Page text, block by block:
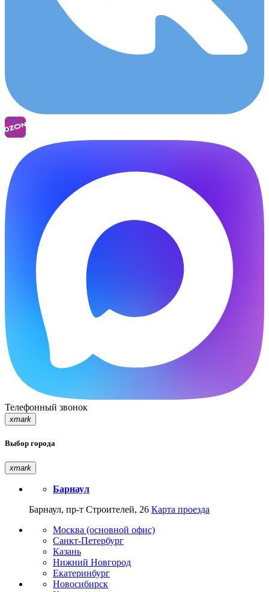
Телефонный звонок
xmark
Выбор города
xmark
Барнаул
Барнаул, пр-т Строителей, 26 Карта проезда
Москва (основной офис)
Санкт-Петербург
Казань
Нижний Новгород
Екатеринбург
Новосибирск